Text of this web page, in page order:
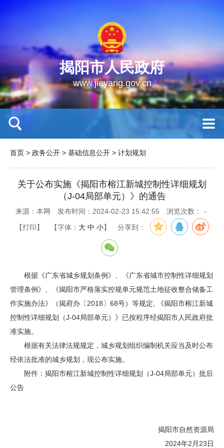
揭阳市人民政府
www.jieyang.gov.cn
首页 > 政务公开 > 基础信息公开 > 计划规划
关于公布实施《揭阳市榕江新城控制性详细规划
（J-04局部单元）》的通告
来源：本网 发布时间：2024-02-23 15:42:55 浏览次数： -
【打印】 【字体： 大 中 小】 分享到：
根据《广东省城乡规划条例》、《广东省城市控制性详细规划
管理条例》、《揭阳市严格落实控规单元规范土地征收整合储备工
作实施办法》（揭府办〔2018〕68号）等规定, 《揭阳市榕江新城
控制性详细规划（J-04局部单元）》已按程序经揭阳市人民政府批
准实施。
根据有关法律法规规定，城乡规划组织编制机关应当及时公布
经依法批准的城乡规划，现公布实施。
附件：揭阳市榕江新城控制性详细规划（J-04局部单元）批后
公告
揭阳市自然资源局
2024年2月23日